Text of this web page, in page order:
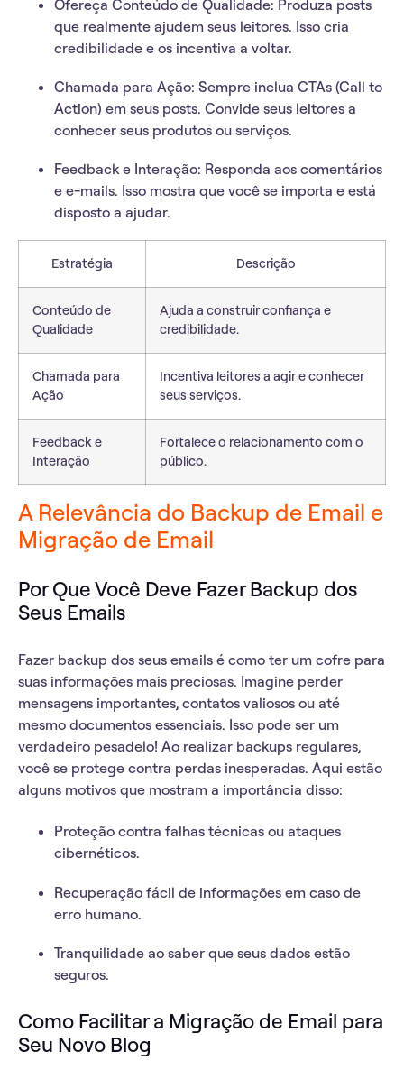
Ofereça Conteúdo de Qualidade: Produza posts
que realmente ajudem seus leitores. Isso cria
credibilidade e os incentiva a voltar.
Chamada para Ação: Sempre inclua CTAs (Call to
Action) em seus posts. Convide seus leitores a
conhecer seus produtos ou serviços.
Feedback e Interação: Responda aos comentários
e e-mails. Isso mostra que você se importa e está
disposto a ajudar.
Estratégia Descrição
Conteúdo de
Qualidade
Ajuda a construir confiança e
credibilidade.
Chamada para
Ação
Incentiva leitores a agir e conhecer
seus serviços.
Feedback e
Interação
Fortalece o relacionamento com o
público.
A Relevância do Backup de Email e
Migração de Email
Por Que Você Deve Fazer Backup dos
Seus Emails
Fazer backup dos seus emails é como ter um cofre para
suas informações mais preciosas. Imagine perder
mensagens importantes, contatos valiosos ou até
mesmo documentos essenciais. Isso pode ser um
verdadeiro pesadelo! Ao realizar backups regulares,
você se protege contra perdas inesperadas. Aqui estão
alguns motivos que mostram a importância disso:
Proteção contra falhas técnicas ou ataques
cibernéticos.
Recuperação fácil de informações em caso de
erro humano.
Tranquilidade ao saber que seus dados estão
seguros.
Como Facilitar a Migração de Email para
Seu Novo Blog